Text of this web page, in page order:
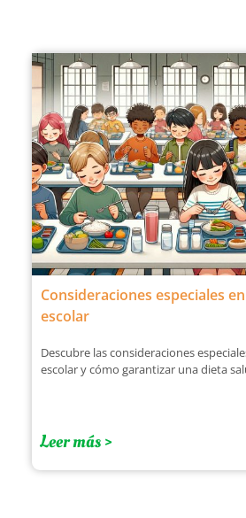
Consideraciones especiales
escolar
Descubre las consideraciones
escolar y cómo garantizar una dieta
Leer más >